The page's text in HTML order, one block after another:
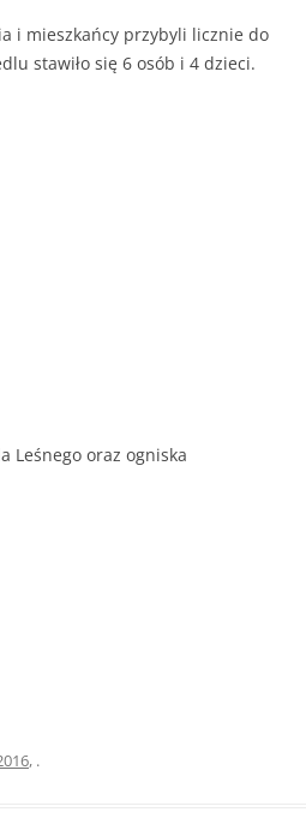
i mieszkańcy przybyli licznie do
stawiło się 6 osób i 4 dzieci.
Leśnego oraz ogniska
, .